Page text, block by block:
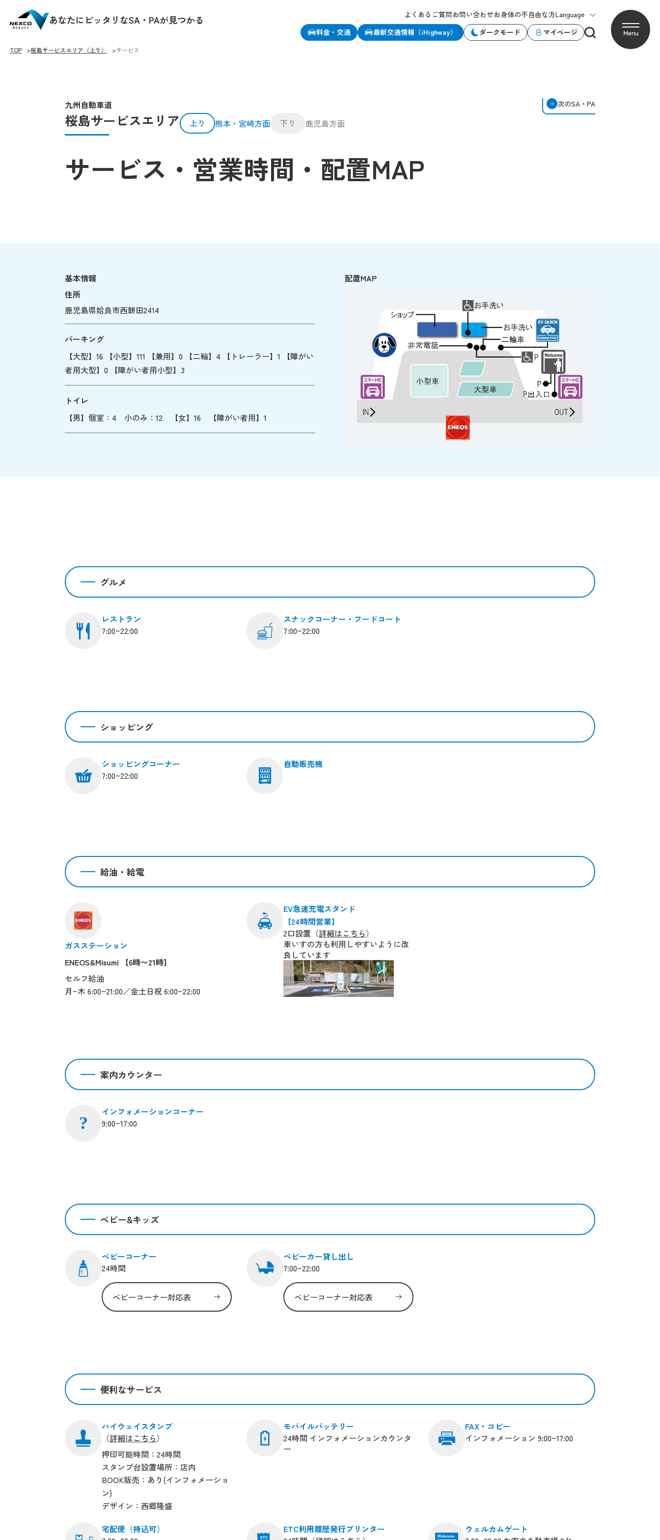
あなたにピッタリなSA・PAが見つかる よくあるご質問お問い合わせお身体の不自由な方Language
料金・交通
最新交通情報（iHighway） ダークモード マイページ Menu
TOP 桜島サービスエリア（上り） サービス
九州自動車道
桜島サービスエリア 上り 熊本・宮崎方面 下り 鹿児島方面
サービス・営業時間・配置MAP
次のSA・PA
基本情報
住所
鹿児島県姶良市西餅田2414
パーキング
【大型】16 【小型】111 【兼用】0 【二輪】4 【トレーラー】1 【障がい
者用大型】0 【障がい者用小型】3
トイレ
【男】個室：4 小のみ：12 【女】16
【障がい者用】1
配置MAP
グルメ
レストラン
7:00~22:00
スナックコーナー・フードコート
7:00~22:00
ショッピング
ショッピングコーナー
7:00~22:00
自動販売機
給油・給電
ガスステーション
ENEOS&Misumi 【6時〜21時】
セルフ給油
月~木 6:00~21:00／金土日祝 6:00~22:00
EV急速充電スタンド
【24時間営業】
2口設置（詳細はこちら）
車いすの方も利用しやすいように改
良しています
案内カウンター
?
インフォメーションコーナー
9:00~17:00
ベビー&キッズ
ベビーコーナー
24時間
ベビーコーナー対応表
ベビーカー貸し出し
7:00~22:00
ベビーコーナー対応表
便利なサービス
ハイウェイスタンプ
（詳細はこちら）
押印可能時間：24時間
スタンプ台設置場所：店内
BOOK販売：あり(インフォメーショ
ン)
デザイン：西郷隆盛
モバイルバッテリー
24時間 インフォメーションカウンタ
ー
FAX・コピー
インフォメーション 9:00~17:00
宅配便（持込可）
ETC
ETC利用履歴発行プリンター
Welcome
ウェルカムゲート